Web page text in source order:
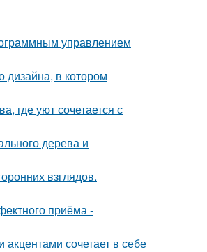
управлением
дизайна, в котором
где уют сочетается с
дерева и
взглядов.
приёма -
сочетает в себе